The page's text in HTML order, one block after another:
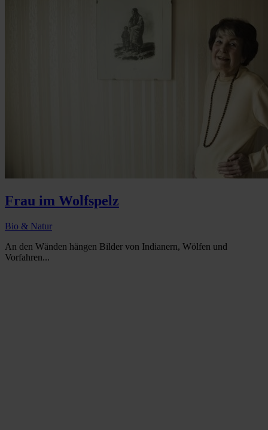
Frau im Wolfspelz
Bio & Natur
An den Wänden hängen Bilder von Indianern, Wölfen und
Vorfahren...